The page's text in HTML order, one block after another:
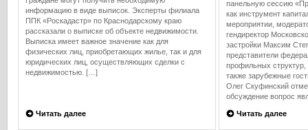
информацию в виде выписок. Эксперты филиала
ППК «Роскадастр» по Краснодарскому краю
рассказали о выписке об объекте недвижимости.
Выписка имеет важное значение как для
физических лиц, приобретающих жилье, так и для
юридических лиц, осуществляющих сделки с
недвижимостью. […]
Читать далее
панельную сессию
как инструмент
мероприятии,
гендиректор
застройки Максим
представители
профильных структур,
также зарубежные
Олег Скуфинский
обсуждение вопрос
Читать далее